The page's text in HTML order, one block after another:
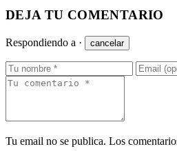
DEJA TU COMENTARIO
Respondiendo a · cancelar
Tu email no se publica. Los